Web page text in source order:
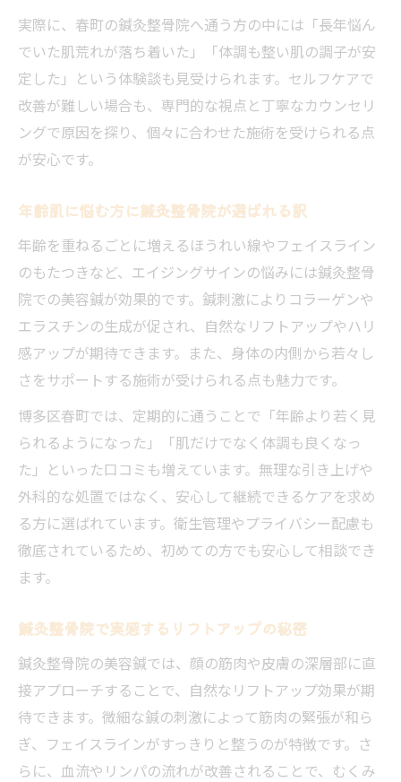
実際に、春町の鍼灸整骨院へ通う方の中には「長年悩ん
でいた肌荒れが落ち着いた」「体調も整い肌の調子が安
定した」という体験談も見受けられます。セルフケアで
改善が難しい場合も、専門的な視点と丁寧なカウンセリ
ングで原因を探り、個々に合わせた施術を受けられる点
が安心です。
年齢肌に悩む方に鍼灸整骨院が選ばれる訳
年齢を重ねるごとに増えるほうれい線やフェイスライン
のもたつきなど、エイジングサインの悩みには鍼灸整骨
院での美容鍼が効果的です。鍼刺激によりコラーゲンや
エラスチンの生成が促され、自然なリフトアップやハリ
感アップが期待できます。また、身体の内側から若々し
さをサポートする施術が受けられる点も魅力です。
博多区春町では、定期的に通うことで「年齢より若く見
られるようになった」「肌だけでなく体調も良くなっ
た」といった口コミも増えています。無理な引き上げや
外科的な処置ではなく、安心して継続できるケアを求め
る方に選ばれています。衛生管理やプライバシー配慮も
徹底されているため、初めての方でも安心して相談でき
ます。
鍼灸整骨院で実感するリフトアップの秘密
鍼灸整骨院の美容鍼では、顔の筋肉や皮膚の深層部に直
接アプローチすることで、自然なリフトアップ効果が期
待できます。微細な鍼の刺激によって筋肉の緊張が和ら
ぎ、フェイスラインがすっきりと整うのが特徴です。さ
らに、血流やリンパの流れが改善されることで、むくみ